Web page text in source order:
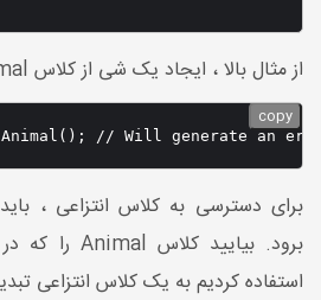
از مثال بالا ، ایجاد یک شی از کلاس Animal امکان پذیر نیست:
Animal(); // Will generate an
copy
برای دسترسی به کلاس انتزاعی ،
استفاده کردیم به یک کلاس انتزاعی